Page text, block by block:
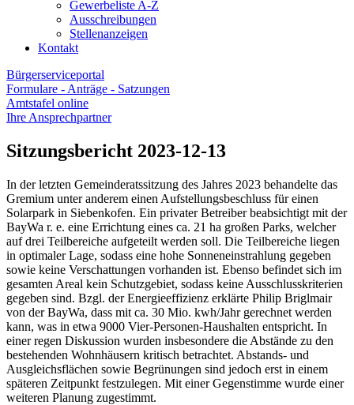
Gewerbeliste A-Z
Ausschreibungen
Stellenanzeigen
Kontakt
Bürgerserviceportal
Formulare - Anträge - Satzungen
Amtstafel online
Ihre Ansprechpartner
Sitzungsbericht 2023-12-13
In der letzten Gemeinderatssitzung des Jahres 2023 behandelte das
Gremium unter anderem einen Aufstellungsbeschluss für einen
Solarpark in Siebenkofen. Ein privater Betreiber beabsichtigt mit der
BayWa r. e. eine Errichtung eines ca. 21 ha großen Parks, welcher
auf drei Teilbereiche aufgeteilt werden soll. Die Teilbereiche liegen
in optimaler Lage, sodass eine hohe Sonneneinstrahlung gegeben
sowie keine Verschattungen vorhanden ist. Ebenso befindet sich im
gesamten Areal kein Schutzgebiet, sodass keine Ausschlusskriterien
gegeben sind. Bzgl. der Energieeffizienz erklärte Philip Briglmair
von der BayWa, dass mit ca. 30 Mio. kwh/Jahr gerechnet werden
kann, was in etwa 9000 Vier-Personen-Haushalten entspricht. In
einer regen Diskussion wurden insbesondere die Abstände zu den
bestehenden Wohnhäusern kritisch betrachtet. Abstands- und
Ausgleichsflächen sowie Begrünungen sind jedoch erst in einem
späteren Zeitpunkt festzulegen. Mit einer Gegenstimme wurde einer
weiteren Planung zugestimmt.